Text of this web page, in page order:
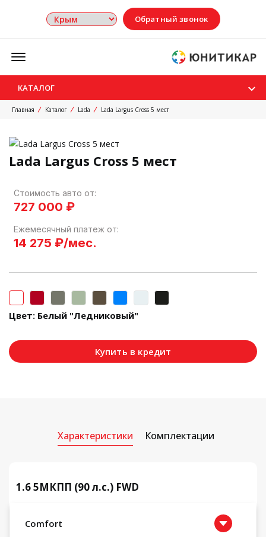
Обратный звонок
КАТАЛОГ
Главная Каталог Lada Lada Largus Cross 5 мест
Lada Largus Cross 5 мест
Стоимость авто от:
727 000 ₽
Ежемесячный платеж от:
14 275 ₽/мес.
Цвет: Белый "Ледниковый"
Купить в кредит
Характеристики Комплектации
1.6 5МКПП (90 л.с.) FWD
Comfort